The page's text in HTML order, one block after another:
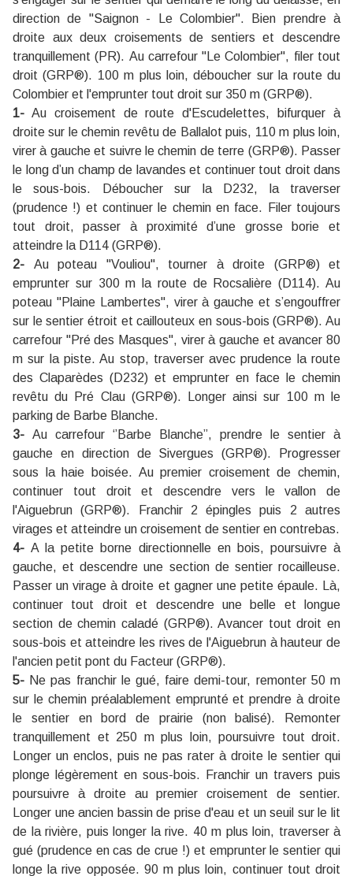
direction de ''Saignon - Le Colombier''. Bien prendre à
droite aux deux croisements de sentiers et descendre
tranquillement (PR). Au carrefour ''Le Colombier'', filer tout
droit (GRP®). 100 m plus loin, déboucher sur la route du
Colombier et l'emprunter tout droit sur 350 m (GRP®).
1- Au croisement de route d'Escudelettes, bifurquer à
droite sur le chemin revêtu de Ballalot puis, 110 m plus loin,
virer à gauche et suivre le chemin de terre (GRP®). Passer
le long d’un champ de lavandes et continuer tout droit dans
le sous-bois. Déboucher sur la D232, la traverser
(prudence !) et continuer le chemin en face. Filer toujours
tout droit, passer à proximité d’une grosse borie et
atteindre la D114 (GRP®).
2- Au poteau "Vouliou", tourner à droite (GRP®) et
emprunter sur 300 m la route de Rocsalière (D114). Au
poteau "Plaine Lambertes", virer à gauche et s’engouffrer
sur le sentier étroit et caillouteux en sous-bois (GRP®). Au
carrefour ''Pré des Masques'', virer à gauche et avancer 80
m sur la piste. Au stop, traverser avec prudence la route
des Claparèdes (D232) et emprunter en face le chemin
revêtu du Pré Clau (GRP®). Longer ainsi sur 100 m le
parking de Barbe Blanche.
3- Au carrefour ‘’Barbe Blanche’’, prendre le sentier à
gauche en direction de Sivergues (GRP®). Progresser
sous la haie boisée. Au premier croisement de chemin,
continuer tout droit et descendre vers le vallon de
l'Aiguebrun (GRP®). Franchir 2 épingles puis 2 autres
virages et atteindre un croisement de sentier en contrebas.
4-A la petite borne directionnelle en bois, poursuivre à
gauche, et descendre une section de sentier rocailleuse.
Passer un virage à droite et gagner une petite épaule. Là,
continuer tout droit et descendre une belle et longue
section de chemin caladé (GRP®). Avancer tout droit en
sous-bois et atteindre les rives de l'Aiguebrun à hauteur de
l'ancien petit pont du Facteur (GRP®).
5- Ne pas franchir le gué, faire demi-tour, remonter 50 m
sur le chemin préalablement emprunté et prendre à droite
le sentier en bord de prairie (non balisé). Remonter
tranquillement et 250 m plus loin, poursuivre tout droit.
Longer un enclos, puis ne pas rater à droite le sentier qui
plonge légèrement en sous-bois. Franchir un travers puis
poursuivre à droite au premier croisement de sentier.
Longer une ancien bassin de prise d'eau et un seuil sur le lit
de la rivière, puis longer la rive. 40 m plus loin, traverser à
gué (prudence en cas de crue !) et emprunter le sentier qui
longe la rive opposée. 90 m plus loin, continuer tout droit